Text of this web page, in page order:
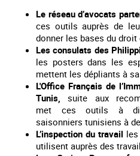
Le réseau d’avocats
ces outils auprès de
donner les bases du
Les consulats des
les posters dans les
mettent les dépliants à
L'Office Français de
Tunis,suite aux
met ces outils à
saisonniers tunisiens à
L’inspection du travail
utilisent auprès des